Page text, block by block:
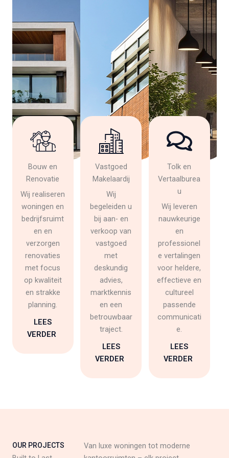
Bouw en
Renovatie
Wij realiseren
woningen en
bedrijfsruimt
en en
verzorgen
renovaties
met focus
op kwaliteit
en strakke
planning.
LEES
VERDER
Vastgoed
Makelaardij
Wij
begeleiden u
bij aan- en
verkoop van
vastgoed
met
deskundig
advies,
marktkennis
en een
betrouwbaar
traject.
LEES
VERDER
Tolk en
Vertaalburea
u
Wij leveren
nauwkeurige
en
professionel
e vertalingen
voor heldere,
effectieve en
cultureel
passende
communicati
e.
LEES
VERDER
OUR PROJECTS
Van luxe woningen tot moderne